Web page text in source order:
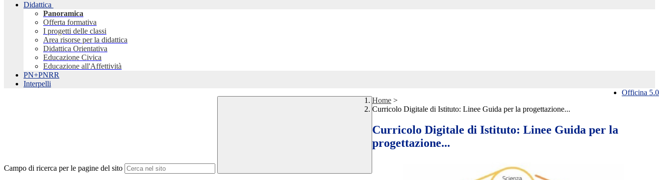
Didattica
Panoramica
Offerta formativa
I progetti delle classi
Area risorse per la didattica
Didattica Orientativa
Educazione Civica
Educazione all'Affettività
PN+PNRR
Interpelli
Officina 5.0
Campo di ricerca per le pagine del sito
Home >
Curricolo Digitale di Istituto: Linee Guida per la progettazione...
Curricolo Digitale di Istituto: Linee Guida per la
progettazione...